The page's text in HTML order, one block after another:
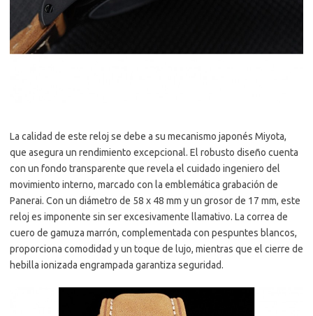
La calidad de este reloj se debe a su mecanismo japonés Miyota,
que asegura un rendimiento excepcional. El robusto diseño cuenta
con un fondo transparente que revela el cuidado ingeniero del
movimiento interno, marcado con la emblemática grabación de
Panerai. Con un diámetro de 58 x 48 mm y un grosor de 17 mm, este
reloj es imponente sin ser excesivamente llamativo. La correa de
cuero de gamuza marrón, complementada con pespuntes blancos,
proporciona comodidad y un toque de lujo, mientras que el cierre de
hebilla ionizada engrampada garantiza seguridad.